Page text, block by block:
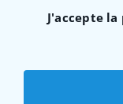
J'accepte